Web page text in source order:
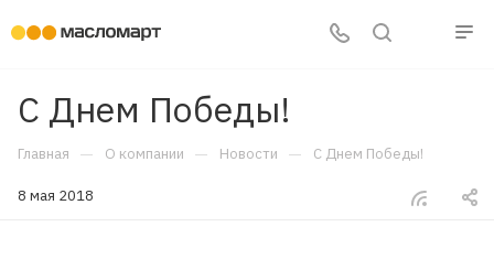
С Днем Победы!
Главная — О компании — Новости — С Днем Победы!
8 мая 2018